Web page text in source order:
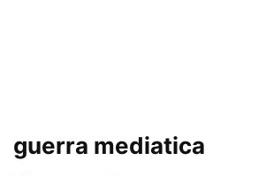
guerra mediatica